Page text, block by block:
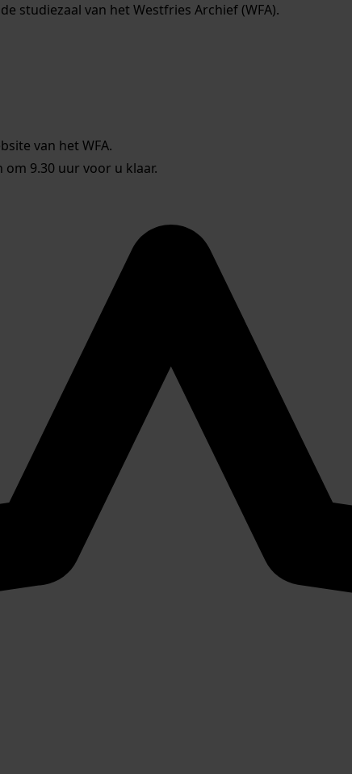
studiezaal van het Westfries Archief (WFA).
van het WFA.
9.30 uur voor u klaar.